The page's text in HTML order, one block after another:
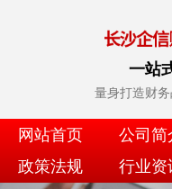
一站
量身打造财
网站首页 公司简
政策法规
行业资